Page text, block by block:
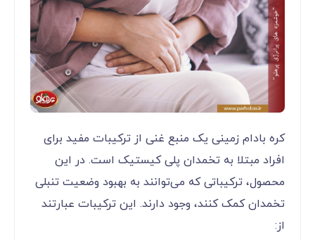
کره بادام زمینی یک منبع غنی از ترکیبات مفید برای
افراد مبتلا به تخمدان پلی کیستیک است. در این
محصول، ترکیباتی که می‌توانند به بهبود وضعیت تنبلی
تخمدان کمک کنند، وجود دارند. این ترکیبات عبارتند
از: